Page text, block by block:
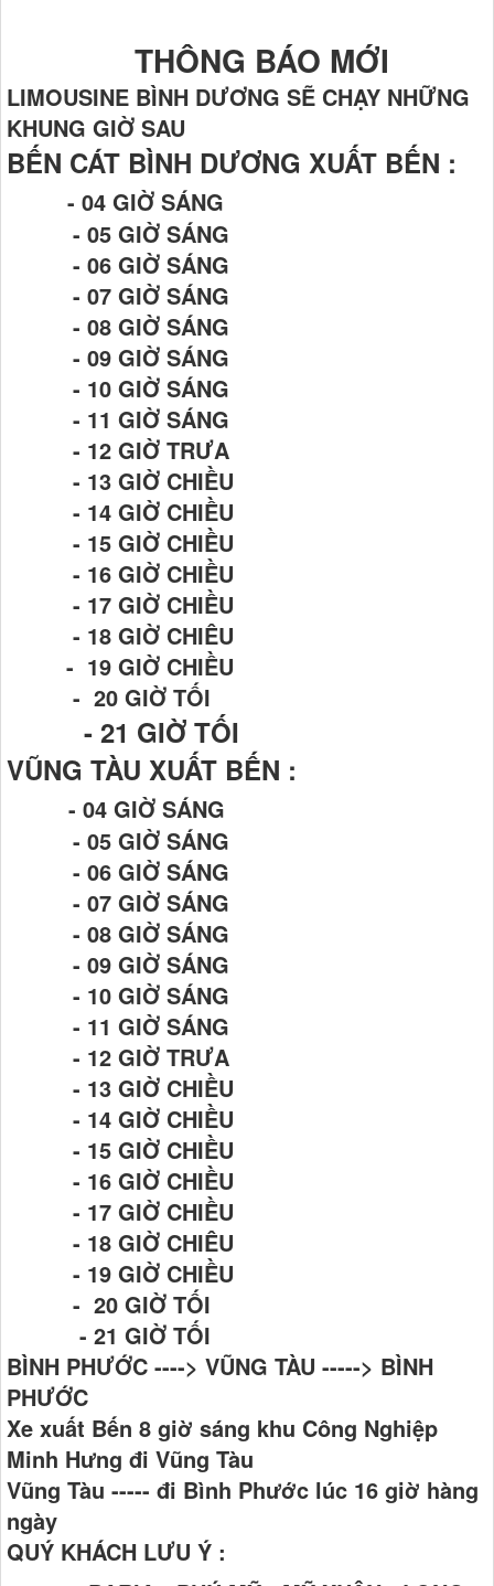
THÔNG BÁO MỚI
LIMOUSINE BÌNH DƯƠNG SẼ CHẠY NHỮNG
KHUNG GIỜ SAU
BẾN CÁT BÌNH DƯƠNG XUẤT BẾN :
- 04 GIỜ SÁNG
- 05 GIỜ SÁNG
- 06 GIỜ SÁNG
- 07 GIỜ SÁNG
- 08 GIỜ SÁNG
- 09 GIỜ SÁNG
- 10 GIỜ SÁNG
- 11 GIỜ SÁNG
- 12 GIỜ TRƯA
- 13 GIỜ CHIỀU
- 14 GIỜ CHIỀU
- 15 GIỜ CHIỀU
- 16 GIỜ CHIỀU
- 17 GIỜ CHIỀU
- 18 GIỜ CHIÊU
- 19 GIỜ CHIỀU
- 20 GIỜ TỐI
- 21 GIỜ TỐI
VŨNG TÀU XUẤT BẾN :
- 04 GIỜ SÁNG
- 05 GIỜ SÁNG
- 06 GIỜ SÁNG
- 07 GIỜ SÁNG
- 08 GIỜ SÁNG
- 09 GIỜ SÁNG
- 10 GIỜ SÁNG
- 11 GIỜ SÁNG
- 12 GIỜ TRƯA
- 13 GIỜ CHIỀU
- 14 GIỜ CHIỀU
- 15 GIỜ CHIỀU
- 16 GIỜ CHIỀU
- 17 GIỜ CHIỀU
- 18 GIỜ CHIÊU
- 19 GIỜ CHIỀU
- 20 GIỜ TỐI
- 21 GIỜ TỐI
BÌNH PHƯỚC ----> VŨNG TÀU -----> BÌNH
PHƯỚC
Xe xuất Bến 8 giờ sáng khu Công Nghiệp
Minh Hưng đi Vũng Tàu
Vũng Tàu ----- đi Bình Phước lúc 16 giờ hàng
ngày
QUÝ KHÁCH LƯU Ý :